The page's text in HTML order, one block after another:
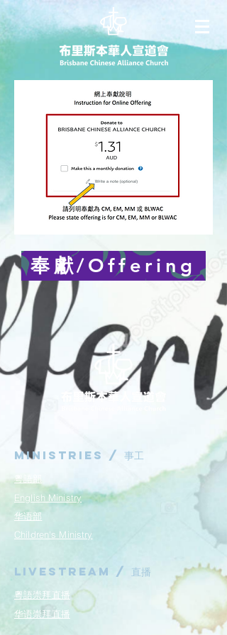
奉獻/Offering
Ministries / ​事工
粵語部
English Ministry
华语部
​Children's Ministry
Livestream / 直播
粵語崇拜直播​​
华语崇拜直播